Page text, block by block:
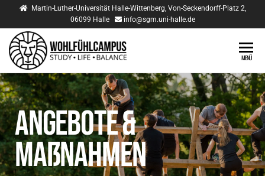
Martin-Luther-Universität Halle-Wittenberg, Von-Seckendorff-Platz 2,
06099 Halle
info@sgm.uni-halle.de
Martin-
Luther-
Universität
Halle-
Wittenberg
MENÜ
Angebote &
Maßnahmen